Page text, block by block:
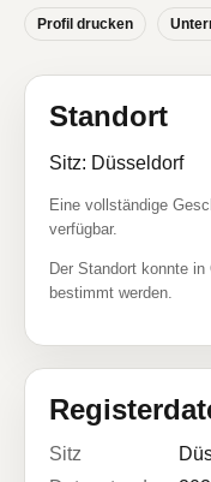
Profil drucken
Standort
Sitz: Düsseldorf
Eine vollständige
verfügbar.
Der Standort konnte
bestimmt werden.
Sitz